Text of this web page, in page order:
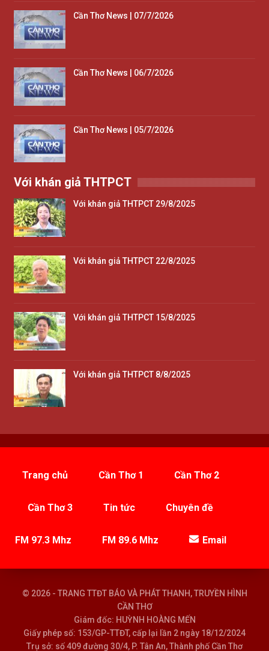
Cần Thơ News | 07/7/2026
Cần Thơ News | 06/7/2026
Cần Thơ News | 05/7/2026
Với khán giả THTPCT
Với khán giả THTPCT 29/8/2025
Với khán giả THTPCT 22/8/2025
Với khán giả THTPCT 15/8/2025
Với khán giả THTPCT 8/8/2025
Trang chủ Cần Thơ 1 Cần Thơ 2
Cần Thơ 3 Tin tức Chuyên đề
FM 97.3 Mhz FM 89.6 Mhz Email
© 2026 - TRANG TTĐT BÁO VÀ PHÁT THANH, TRUYỀN HÌNH
CẦN THƠ
Giám đốc: HUỲNH HOÀNG MẾN
Giấy phép số: 153/GP-TTĐT, cấp lại lần 2 ngày 18/12/2024
Trụ sở: số 409 đường 30/4, P. Tân An, Thành phố Cần Thơ